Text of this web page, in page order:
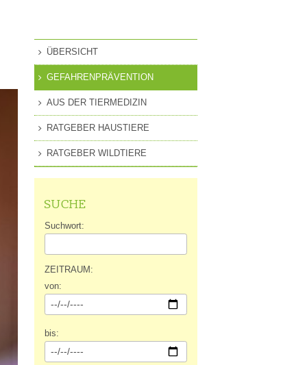
RÜCKFRAGEN WILDTIERE
FRAGEN ZUR
MITGLIEDSCHAFT
ÜBERSICHT
GEFAHRENPRÄVENTION
AUS DER TIERMEDIZIN
RATGEBER HAUSTIERE
RATGEBER WILDTIERE
SUCHE
Suchwort:
ZEITRAUM:
von:
bis: